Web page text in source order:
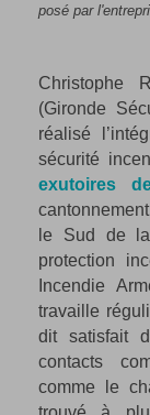
posé par
Christophe
(Gironde
réalisé
sécurité
exutoires
le Sud de
protection
Incendie
travaille
dit satisfait
contacts
comme le